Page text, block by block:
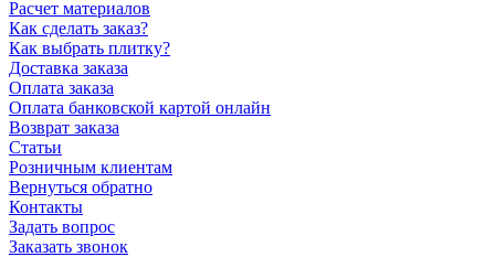
Расчет материалов
Как сделать заказ?
Как выбрать плитку?
Доставка заказа
Оплата заказа
Оплата банковской картой онлайн
Возврат заказа
Статьи
Розничным клиентам
Вернуться обратно
Контакты
Задать вопрос
Заказать звонок